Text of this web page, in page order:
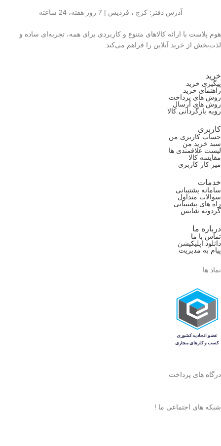
آدرس دفتر: کرج ، فردیس | 7 روز هفته، 24 ساعته
هوم پلاست با ارائه کالاهای متنوع و کاربردی برای همه، تجربه‌ای ساده و
لذت‌بخش از خرید آنلاین را فراهم می‌کند.
خرید
پیگیری خرید
راهنمای خرید
روش های پرداخت
روش های ارسال
رویه بازگردانی کالا
کاربری
حساب کاربری من
سبد خرید من
لیست علاقمندی ها
مقایسه کالا
میز کار کاربری
خدمات
سامانه پشتیبانی
سوالات متداول
راه های پشتیبانی
گردونه شانس
درباره ما
تماس با ما
دانلود اپلیکیشن
پیام به مدیریت
نماد ها
درگاه های پرداخت
شبکه های اجتماعی ما !